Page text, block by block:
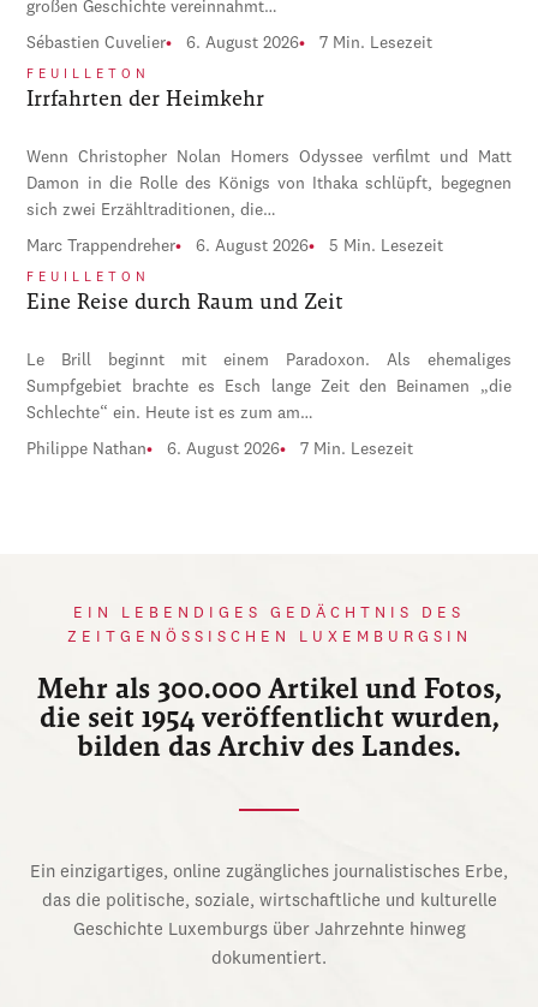
großen Geschichte vereinnahmt…
Sébastien Cuvelier 6. August 2026 7 Min. Lesezeit
FEUILLETON
Irrfahrten der Heimkehr
Wenn Christopher Nolan Homers Odyssee verfilmt und Matt
Damon in die Rolle des Königs von Ithaka schlüpft, begegnen
sich zwei Erzähltraditionen, die…
Marc Trappendreher 6. August 2026 5 Min. Lesezeit
FEUILLETON
Eine Reise durch Raum und Zeit
Le Brill beginnt mit einem Paradoxon. Als ehemaliges
Sumpfgebiet brachte es Esch lange Zeit den Beinamen „die
Schlechte“ ein. Heute ist es zum am…
Philippe Nathan 6. August 2026 7 Min. Lesezeit
EIN LEBENDIGES GEDÄCHTNIS DES
ZEITGENÖSSISCHEN LUXEMBURGSIN
Mehr als 300.000 Artikel und Fotos,
die seit 1954 veröffentlicht wurden,
bilden das Archiv des Landes.
Ein einzigartiges, online zugängliches journalistisches Erbe,
das die politische, soziale, wirtschaftliche und kulturelle
Geschichte Luxemburgs über Jahrzehnte hinweg
dokumentiert.